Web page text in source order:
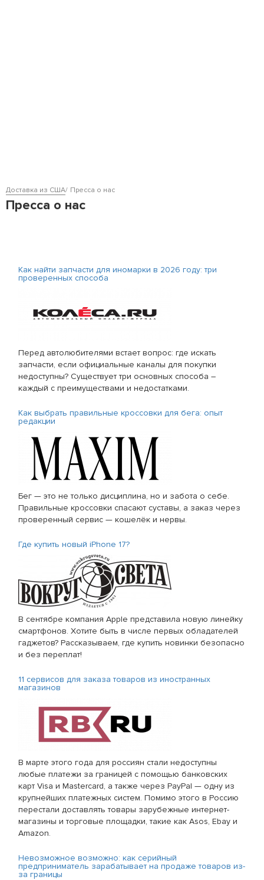
Доставка из США Пресса о нас
Пресса о нас
Как найти запчасти для иномарки в 2026 году: три
проверенных способа
Перед автолюбителями встает вопрос: где искать
запчасти, если официальные каналы для покупки
недоступны? Существует три основных способа –
каждый с преимуществами и недостатками.
Как выбрать правильные кроссовки для бега: опыт
редакции
Бег — это не только дисциплина, но и забота о себе.
Правильные кроссовки спасают суставы, а заказ через
проверенный сервис — кошелёк и нервы.
Где купить новый iPhone 17?
В сентябре компания Apple представила новую линейку
смартфонов. Хотите быть в числе первых обладателей
гаджетов? Рассказываем, где купить новинки безопасно
и без переплат!
11 сервисов для заказа товаров из иностранных
магазинов
В марте этого года для россиян стали недоступны
любые платежи за границей с помощью банковских
карт Visa и Mastercard, а также через PayPal — одну из
крупнейших платежных систем. Помимо этого в Россию
перестали доставлять товары зарубежные интернет-
магазины и торговые площадки, такие как Asos, Ebay и
Amazon.
Невозможное возможно: как серийный
предприниматель зарабатывает на продаже товаров из-
за границы